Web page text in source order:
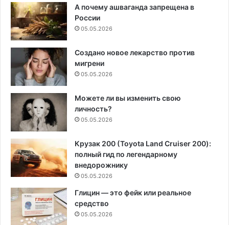
А почему ашваганда запрещена в
России
05.05.2026
Создано новое лекарство против
мигрени
05.05.2026
Можете ли вы изменить свою
личность?
05.05.2026
Крузак 200 (Toyota Land Cruiser 200):
полный гид по легендарному
внедорожнику
05.05.2026
Глицин — это фейк или реальное
средство
05.05.2026